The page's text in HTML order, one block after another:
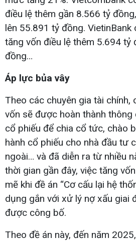
điều lệ thêm gần 8.566 tỷ
lên 55.891 tỷ đồng. VietinBank
tăng vốn điều lệ thêm 5.694 tỷ
đồng…
Áp lực bủa vây
Theo các chuyên gia tài chính,
vốn sẽ được hoàn thành thông
cổ phiếu để chia cổ tức, chào
hành cổ phiếu cho nhà đầu tư
ngoài… và đã diễn ra từ nhiều
thời gian gần đây, việc tăng
mẽ khi đề án “Cơ cấu lại hệ
dụng gắn với xử lý nợ xấu giai
được công bố.
Theo đề án này, đến năm